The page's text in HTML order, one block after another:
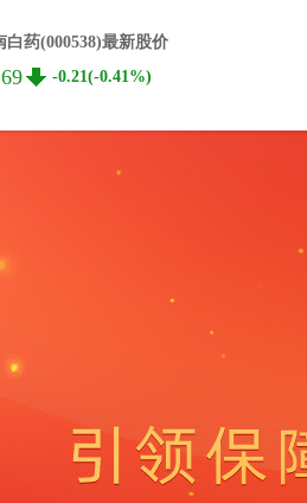
白药(000538)最新股价
-0.21(-0.41%)